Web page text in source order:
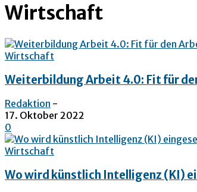
Wirtschaft
Wirtschaft
Weiterbildung Arbeit 4.0: Fit für
Redaktion -
17. Oktober 2022
0
Wirtschaft
Wo wird künstlich Intelligenz (KI)